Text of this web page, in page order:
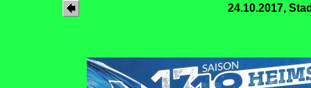
24.10.2017,